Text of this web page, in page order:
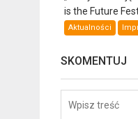
is the Future
Aktualności
SKOMENTUJ